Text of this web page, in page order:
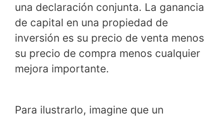
una declaración conjunta. La ganancia
de capital en una propiedad de
inversión es su precio de venta menos
su precio de compra menos cualquier
mejora importante.
Para ilustrarlo, imagine que un